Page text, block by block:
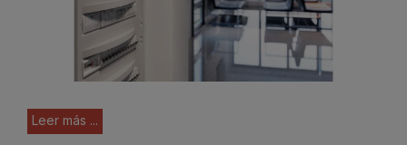
Leer más ...